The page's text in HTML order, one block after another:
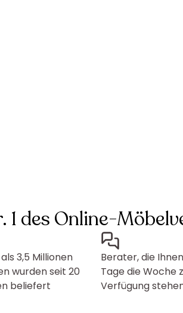
1 des Online-
3,5 Millionen
wurden seit 20
beliefert
Berater, die
Tage die Woche
Verfügung